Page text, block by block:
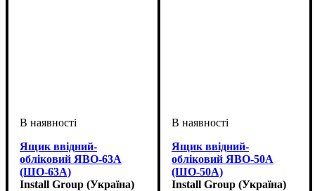
Ящик ввідний-
обліковий ЯВО-63А
(ШО-63А)
Install Group (Україна)
Ящик ввідний-
обліковий ЯВО-50А
(ШО-50А)
Install Group (Україна)